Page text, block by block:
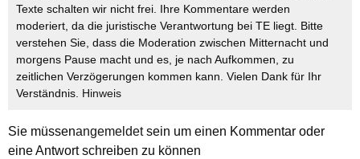
Texte schalten wir nicht frei. Ihre Kommentare werden
moderiert, da die juristische Verantwortung bei TE liegt. Bitte
verstehen Sie, dass die Moderation zwischen Mitternacht und
morgens Pause macht und es, je nach Aufkommen, zu
zeitlichen Verzögerungen kommen kann. Vielen Dank für Ihr
Verständnis. Hinweis
Sie müssenangemeldetsein um einen Kommentar oder
eine Antwort schreiben zu können